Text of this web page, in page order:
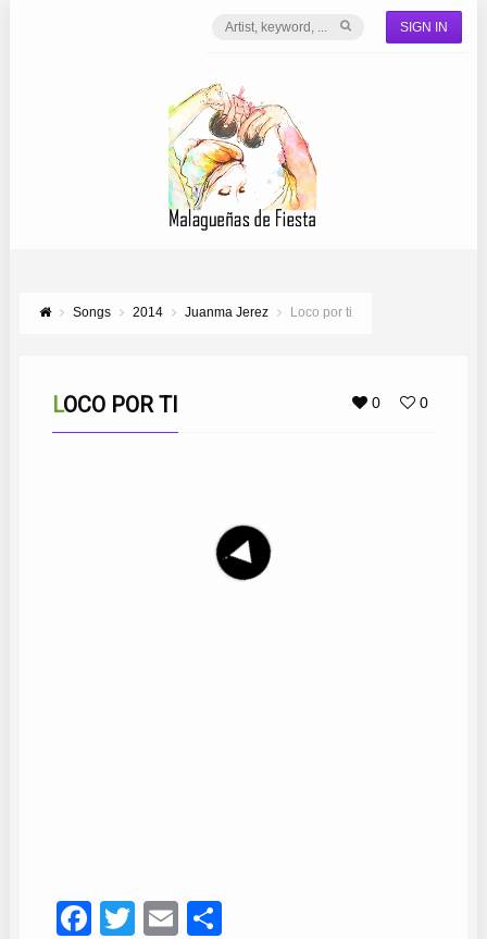
SIGN IN
Songs 2014 Juanma Jerez Loco por ti
0 0
LOCO POR TI
Facebook
TwitterEmail